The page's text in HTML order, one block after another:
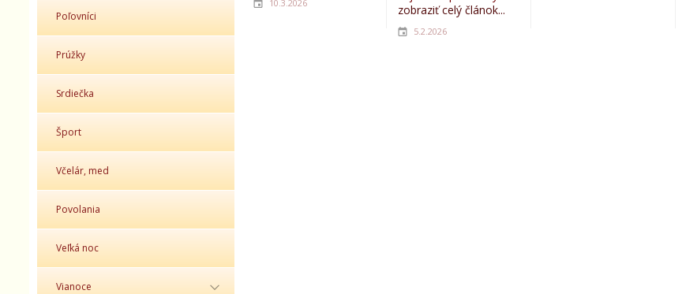
Poľovníci
Prúžky
Srdiečka
Šport
Včelár, med
Povolania
Veľká noc
Vianoce
10.3.2026
zobraziť celý článok...
5.2.2026